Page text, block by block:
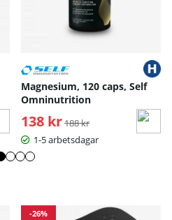
Magnesium, 120 caps, Self
Omninutrition
138 kr Ordinarie pris:
188 kr
1-5 arbetsdagar
-26%